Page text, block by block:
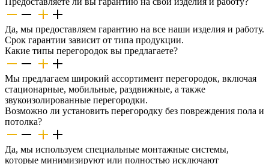
Да, мы предоставляем гарантию на все наши изделия и работу.
Срок гарантии зависит от типа продукции.
Какие типы перегородок вы предлагаете?
Мы предлагаем широкий ассортимент перегородок, включая
стационарные, мобильные, раздвижные, а также
звукоизолированные перегородки.
Возможно ли установить перегородку без повреждения пола и
потолка?
Да, мы используем специальные монтажные системы,
которые минимизируют или полностью исключают